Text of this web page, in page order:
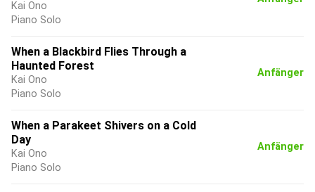
Kai Ono
Piano Solo
When a Blackbird Flies Through a
Haunted Forest
Kai Ono
Piano Solo
Anfänger
When a Parakeet Shivers on a Cold
Day
Kai Ono
Piano Solo
Anfänger